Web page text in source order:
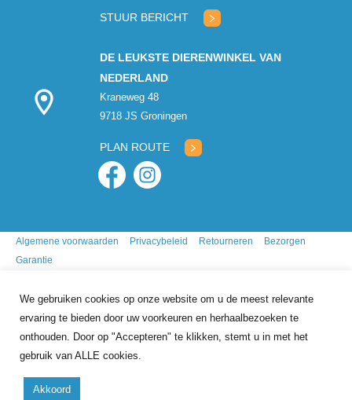
We gebruiken cookies op onze website om u de meest relevante
ervaring te bieden door uw voorkeuren en herhaalbezoeken te
onthouden. Door op "Accepteren" te klikken, stemt u in met het
gebruik van ALLE cookies.
Akkoord
STUUR BERICHT
DE LEUKSTE DIERENWINKEL VAN
NEDERLAND
Kraneweg 48
9718 JS Groningen
PLAN ROUTE
Algemene voorwaarden Privacybeleid Retourneren
Bezorgen
Garantie